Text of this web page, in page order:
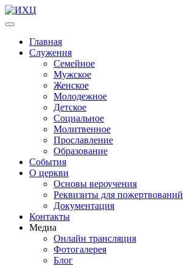
Главная
Служения
Семейное
Мужское
Женское
Молодежное
Детское
Социальное
Молитвенное
Прославление
Образование
События
О церкви
Основы вероучения
Реквизиты для пожертвований
Документация
Контакты
Медиа
Онлайн трансляция
Фотогалерея
Блог